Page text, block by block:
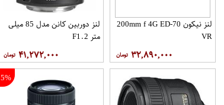
لنز نیکون 70-200mm f 4G ED
VR
۳۲,۸۹۰,۰۰۰
لنز دوربین کانن مدل 85 میلی
متر F1.2
۴۱,۲۷۲,۰۰۰
5%